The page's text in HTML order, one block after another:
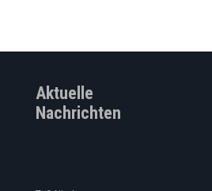
Aktuelle
Nachrichten